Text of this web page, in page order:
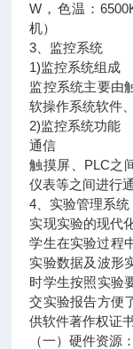
W，色温：
机）
3、监控系统
1)监控系统组成
监控系统主要由
软操作系统软件
2)监控系统功能
通信
触摸屏、PLC之
仪表等之间进行通
4、实验管理系统
实现实验的现代
学生在实验过程
实验数据及波形
时学生按照实验
交实验报告方便
供软件著作权证
（一）硬件资源：